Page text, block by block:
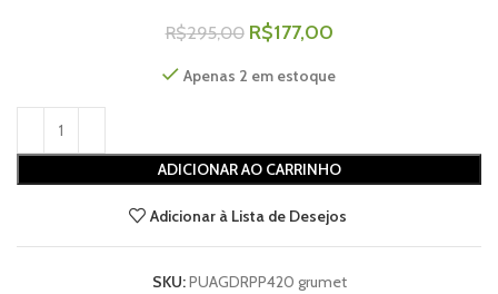
R$295,00 R$177,00
Apenas 2 em estoque
ADICIONAR AO CARRINHO
Adicionar à Lista de Desejos
SKU:PUAGDRPP420 grumet